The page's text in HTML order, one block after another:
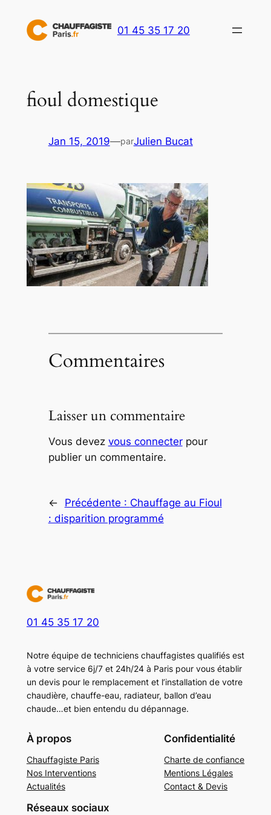
contenu
01 45 35 17 20
fioul domestique
Jan 15, 2019—parJulien Bucat
Commentaires
Laisser un commentaire
Vous devez vous connecterpour
publier un commentaire.
← Précédente : Chauffage au Fioul
: disparition programmé
01 45 35 17 20
Notre équipe de techniciens chauffagistes qualifiés est
à votre service 6j/7 et 24h/24 à Paris pour vous établir
un devis pour le remplacement et l’installation de votre
chaudière, chauffe-eau, radiateur, ballon d’eau
chaude…et bien entendu du dépannage.
À propos
Chauffagiste Paris
Nos Interventions
Actualités
Confidentialité
Charte de confiance
Mentions Légales
Contact & Devis
Réseaux sociaux